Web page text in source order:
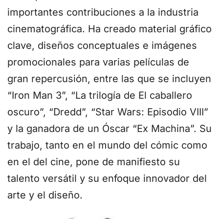
importantes contribuciones a la industria
cinematográfica. Ha creado material gráfico
clave, diseños conceptuales e imágenes
promocionales para varias películas de
gran repercusión, entre las que se incluyen
“Iron Man 3”, “La trilogía de El caballero
oscuro”, “Dredd”, “Star Wars: Episodio VIII”
y la ganadora de un Óscar “Ex Machina”. Su
trabajo, tanto en el mundo del cómic como
en el del cine, pone de manifiesto su
talento versátil y su enfoque innovador del
arte y el diseño.